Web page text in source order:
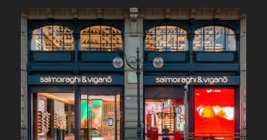
Cliccando su "Iscriviti", confermo di avere più di 16 anni e
acconsento all'utilizzo dei miei Dati Personali da parte di
Luxottica Group S.p.A. per l'invio di offerte speciali, novità
ed altre comunicazioni di carattere pubblicitario (consultare
Informativa sulla privacyper ulteriori informazioni).